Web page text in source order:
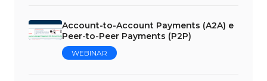
Account-to-Account Payments (A2A) e
Peer-to-Peer Payments (P2P)
WEBINAR